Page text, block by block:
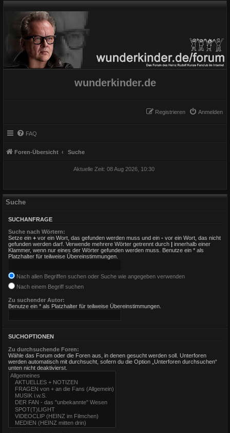
wunderkinder.de
Anmelden
Registrieren
FAQ
Foren-Übersicht Suche
Aktuelle Zeit: 08 Aug 2026, 10:30
Suche
SUCHANFRAGE
Suche nach Wörtern:
Setze ein + vor ein Wort, das gefunden werden muss und ein - vor ein Wort, das nicht
gefunden werden darf. Verwende mehrere Wörter getrennt durch | innerhalb einer
Klammer, wenn nur eines der Wörter gefunden werden muss. Benutze ein * als
Platzhalter für teilweise Übereinstimmungen.
Nach allen Begriffen suchen oder Suche wie angegeben verwenden
Nach einem Begriff suchen
Zu suchender Autor:
Benutze ein * als Platzhalter für teilweise Übereinstimmungen.
SUCHOPTIONEN
Zu durchsuchende Foren:
Wähle das Forum oder die Foren aus, in denen gesucht werden soll. Unterforen
werden automatisch mit durchsucht, sofern du die Option „Unterforen durchsuchen“
unten nicht deaktivierst.